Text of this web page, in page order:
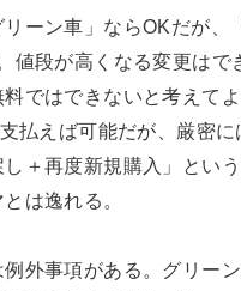
ーン車」ならOKだが、
値段が高くなる変更はで
ではできないと考えて
払えば可能だが、厳密に
＋再度新規購入」とい
は逸れる。
外事項がある。グリー